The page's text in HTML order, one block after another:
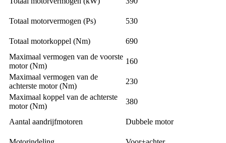
Totaal motorvermogen (Ps) 530
Totaal motorkoppel (Nm)
690
Maximaal vermogen van de voorste
motor (Nm)
160
Maximaal vermogen van de
achterste motor (Nm)
230
Maximaal koppel van de achterste
motor (Nm)
380
Aantal aandrijfmotoren Dubbele motor